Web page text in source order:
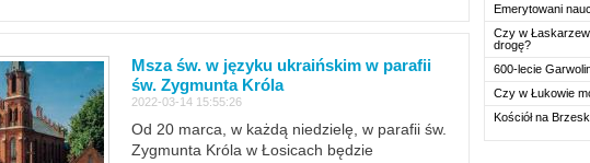
Msza św. w języku ukraińskim w parafii
św. Zygmunta Króla
2022-03-14 15:55:26
Od 20 marca, w każdą niedzielę, w parafii św.
Zygmunta Króla w Łosicach będzie
Emerytowani
Czy w
drogę?
600-lecie
Czy w Łukowie
Kościół na